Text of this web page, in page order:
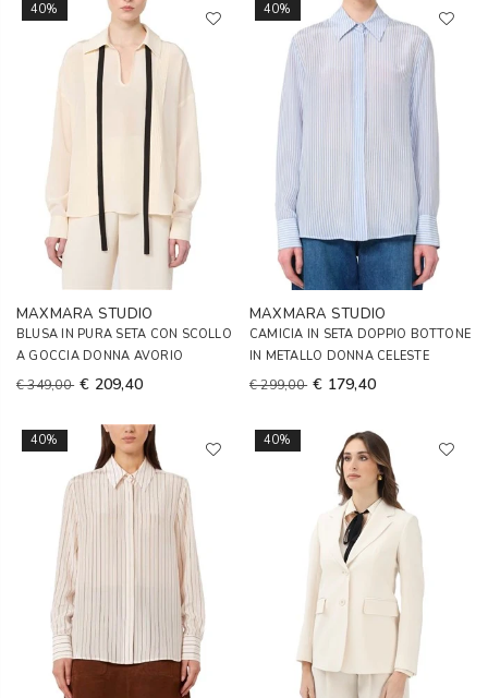
40%
MAXMARA STUDIO
BLUSA IN PURA SETA CON SCOLLO
A GOCCIA DONNA AVORIO
€ 349,00 € 209,40
40%
MAXMARA STUDIO
CAMICIA IN SETA DOPPIO BOTTONE
IN METALLO DONNA CELESTE
€ 299,00 € 179,40
40% 40%